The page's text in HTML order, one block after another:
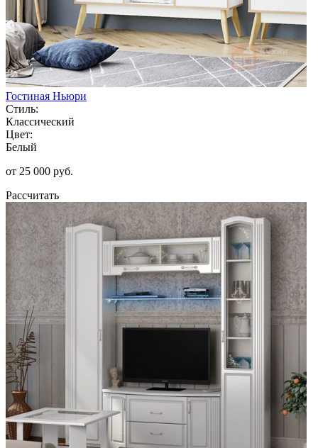
Гостиная Ньюри
Стиль:
Классический
Цвет:
Белый
от 25 000 руб.
Рассчитать